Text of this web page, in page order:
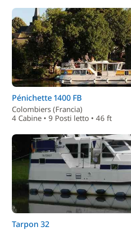
Pénichette 1400 FB
Colombiers (Francia)
4 Cabine • 9 Posti letto • 46 ft
Tarpon 32